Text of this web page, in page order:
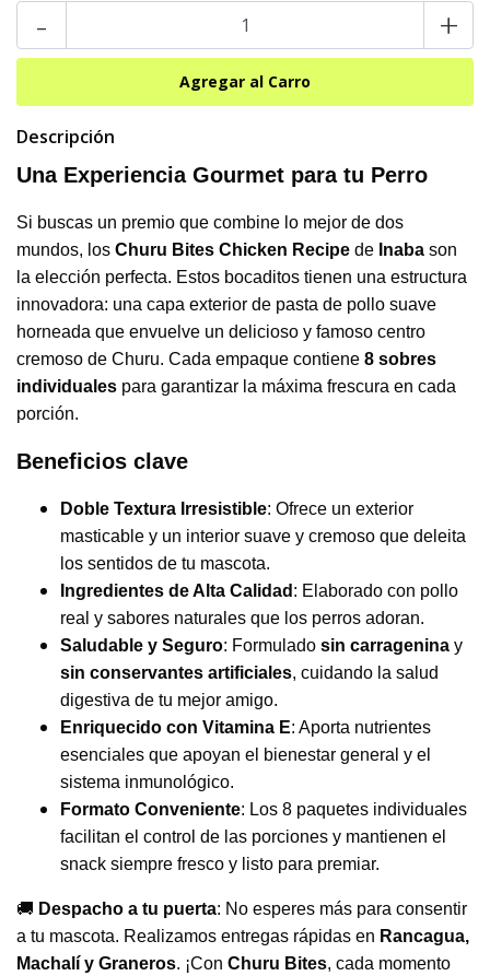
- +
Descripción
Una Experiencia Gourmet para tu Perro
Si buscas un premio que combine lo mejor de dos
mundos, los Churu Bites Chicken Recipe de Inaba son
la elección perfecta. Estos bocaditos tienen una estructura
innovadora: una capa exterior de pasta de pollo suave
horneada que envuelve un delicioso y famoso centro
cremoso de Churu. Cada empaque contiene 8 sobres
individuales para garantizar la máxima frescura en cada
porción.
Beneficios clave
Doble Textura Irresistible: Ofrece un exterior
masticable y un interior suave y cremoso que deleita
los sentidos de tu mascota.
Ingredientes de Alta Calidad : Elaborado con pollo
real y sabores naturales que los perros adoran.
Saludable y Seguro: Formulado sin carragenina y
sin conservantes artificiales, cuidando la salud
digestiva de tu mejor amigo.
Enriquecido con Vitamina E: Aporta nutrientes
esenciales que apoyan el bienestar general y el
sistema inmunológico.
Formato Conveniente: Los 8 paquetes individuales
facilitan el control de las porciones y mantienen el
snack siempre fresco y listo para premiar.
🚚 Despacho a tu puerta: No esperes más para consentir
a tu mascota. Realizamos entregas rápidas en Rancagua,
Machalí y Graneros. ¡Con Churu Bites, cada momento